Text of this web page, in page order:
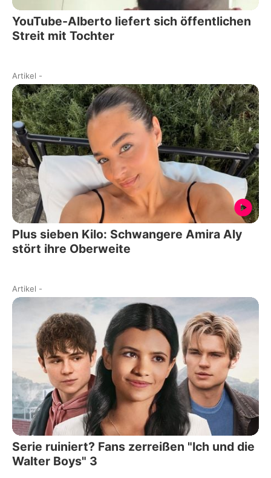
YouTube-Alberto liefert sich öffentlichen
Streit mit Tochter
Artikel -
Plus sieben Kilo: Schwangere Amira Aly
stört ihre Oberweite
Artikel -
Serie ruiniert? Fans zerreißen "Ich und die
Walter Boys" 3